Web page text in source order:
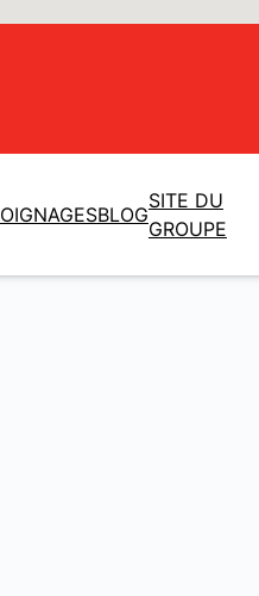
BLOG
SITE DU
GROUPE